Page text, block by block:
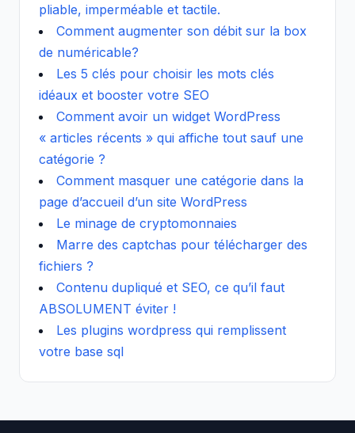
pliable, imperméable et tactile.
Comment augmenter son débit sur la box
de numéricable?
Les 5 clés pour choisir les mots clés
idéaux et booster votre SEO
Comment avoir un widget WordPress
« articles récents » qui affiche tout sauf une
catégorie ?
Comment masquer une catégorie dans la
page d’accueil d’un site WordPress
Le minage de cryptomonnaies
Marre des captchas pour télécharger des
fichiers ?
Contenu dupliqué et SEO, ce qu’il faut
ABSOLUMENT éviter !
Les plugins wordpress qui remplissent
votre base sql